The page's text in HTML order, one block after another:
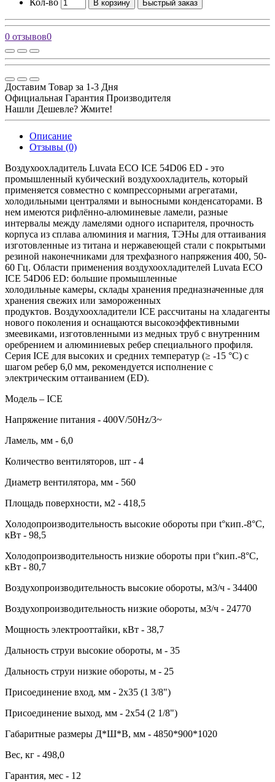
В корзину Быстрый заказ
0 отзывов0
Доставим Товар за 1-3 Дня
Официальная Гарантия Производителя
Нашли Дешевле? Жмите!
Описание
Отзывы (0)
Воздухоохладитель Luvata ECO ICE 54D06 ED - это
промышленный кубический воздухоохладитель, который
применяется совместно с компрессорными агрегатами,
холодильными централями и выносными конденсаторами. В
нем имеются рифлённо-алюминевые ламели, разные
интервалы между ламелями одного испарителя, прочность
корпуса из сплава алюминия и магния, ТЭНы для оттаивания
изготовленные из титана и нержавеющей стали с покрытыми
резиной наконечниками для трехфазного напряжения 400, 50-
60 Гц. Области применения воздухоохладителей Luvata ECO
ICE 54D06 ED: большие промышленные
холодильные камеры, склады хранения предназначенные для
хранения свежих или замороженных
продуктов. Воздухоохладители ICE рассчитаны на хладагенты
нового поколения и оснащаются высокоэффективными
змеевиками, изготовленными из медных труб с внутренним
оребрением и алюминиевых ребер специального профиля.
Серия ICE для высоких и средних температур (≥ -15 °C) с
шагом ребер 6,0 мм, рекомендуется исполнение с
электрическим оттаиванием (ED).
Модель – ICE
Напряжение питания - 400V/50Hz/3~
Ламель, мм - 6,0
Количество вентиляторов, шт - 4
Диаметр вентилятора, мм - 560
Площадь поверхности, м2 - 418,5
Холодопроизводительность высокие обороты при t°кип.-8°С,
кВт - 98,5
Холодопроизводительность низкие обороты при t°кип.-8°С,
кВт - 80,7
Воздухопроизводительность высокие обороты, м3/ч - 34400
Воздухопроизводительность низкие обороты, м3/ч - 24770
Мощность электрооттайки, кВт - 38,7
Дальность струи высокие обороты, м - 35
Дальность струи низкие обороты, м - 25
Присоединение вход, мм - 2x35 (1 3/8")
Присоединение выход, мм - 2x54 (2 1/8")
Габаритные размеры Д*Ш*В, мм - 4850*900*1020
Вес, кг - 498,0
Гарантия, мес - 12